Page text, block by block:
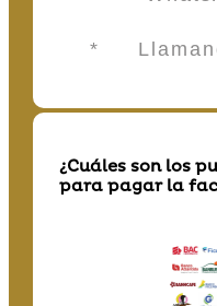
*
¿Cuáles son los
para pagar la